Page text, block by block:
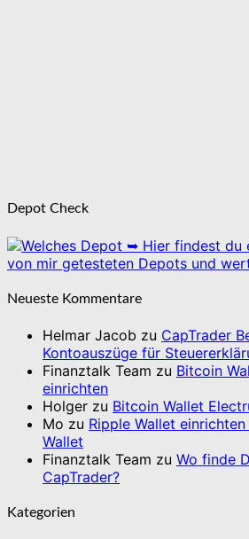
Depot Check
➥ Hier findest du
von mir getesteten Depots und
Neueste Kommentare
Helmar Jacob zu CapTrader
Kontoauszüge für
Finanztalk Team zu Bitcoin
einrichten
Holger zu Bitcoin Wallet
Mo zu Ripple Wallet
Wallet
Finanztalk Team zu Wo finde
CapTrader?
Kategorien